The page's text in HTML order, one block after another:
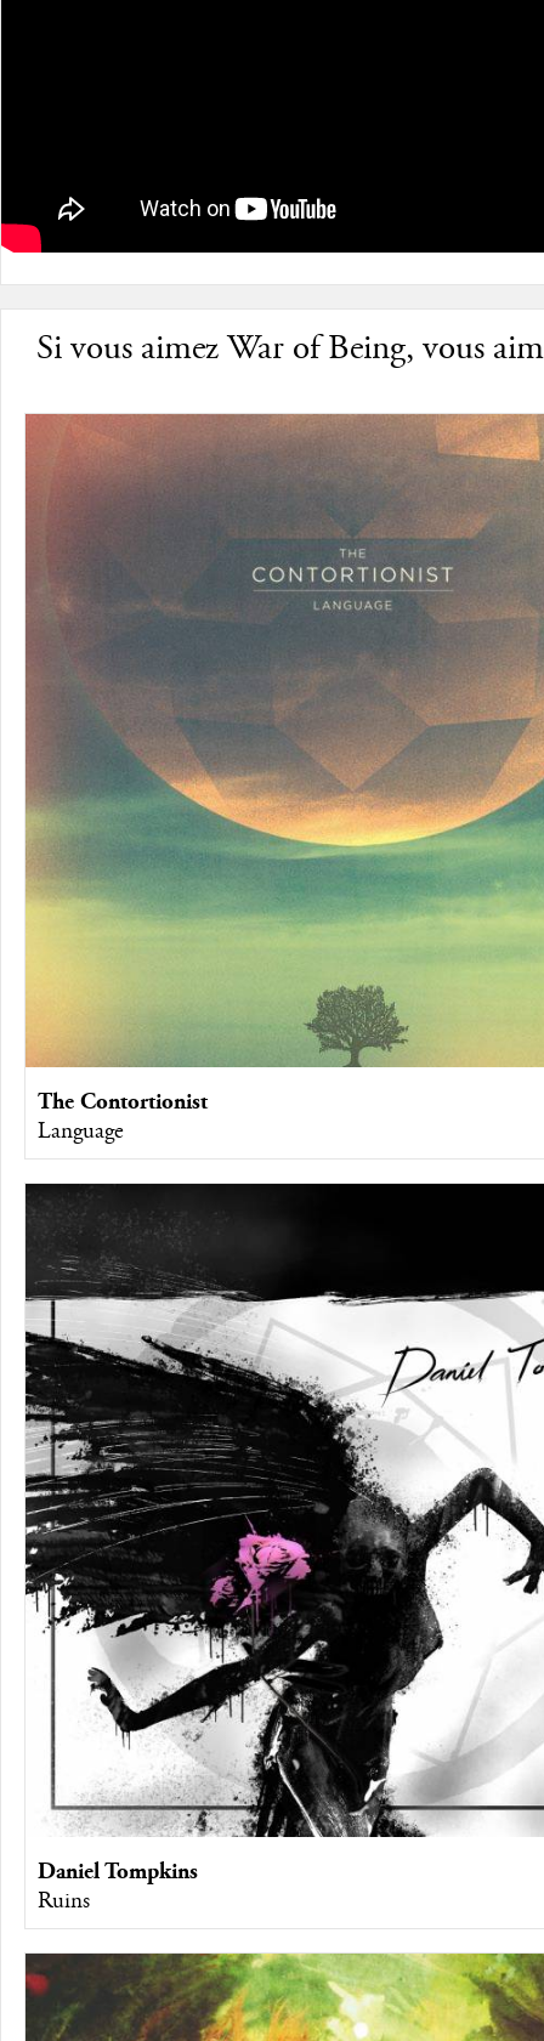
Si vous aimez War of Being, vous
The Contortionist
Language
Daniel Tompkins
Ruins